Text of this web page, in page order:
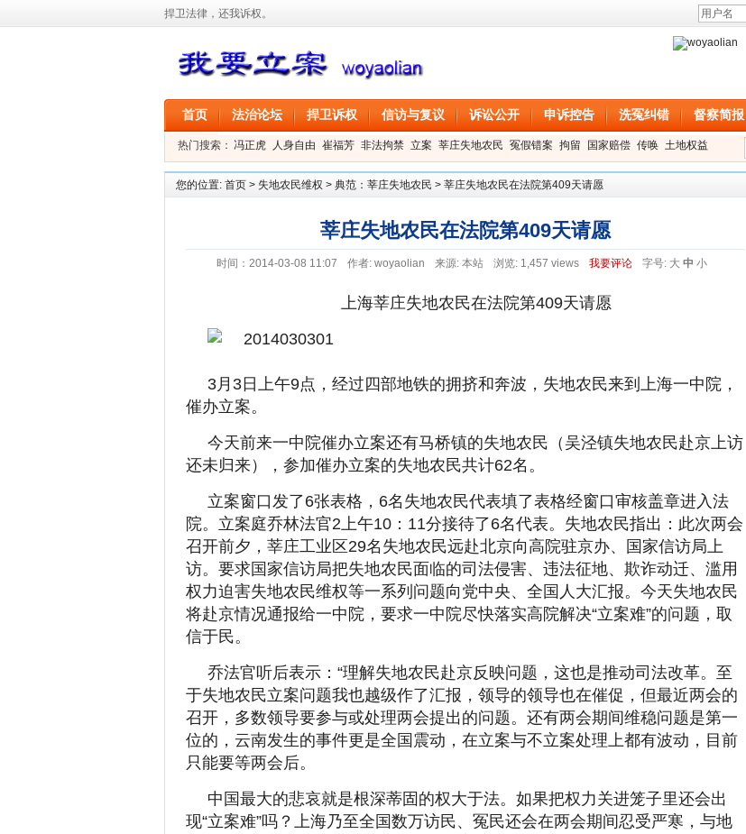
捍卫法律，还我诉权。
首页 法治论坛 捍卫诉权 信访与复议 诉讼公开 申诉控告 洗冤纠错 督察简报
热门搜索： 冯正虎 人身自由 崔福芳 非法拘禁 立案 莘庄失地农民 冤假错案 拘留 国家赔偿 传唤 土地权益
叶剑 刑事拘留 信息公开 叶桂香
您的位置: 首页 > 失地农民维权 > 典范：莘庄失地农民 > 莘庄失地农民在法院第409天请愿
莘庄失地农民在法院第409天请愿
时间：2014-03-08 11:07 作者: woyaolian 来源: 本站 浏览: 1,457 views 我要评论 字号: 大 中 小
上海莘庄失地农民在法院第409天请愿
3月3日上午9点，经过四部地铁的拥挤和奔波，失地农民来到上海一中院，
催办立案。
今天前来一中院催办立案还有马桥镇的失地农民（吴泾镇失地农民赴京上访
还未归来），参加催办立案的失地农民共计62名。
立案窗口发了6张表格，6名失地农民代表填了表格经窗口审核盖章进入法
院。立案庭乔林法官2上午10：11分接待了6名代表。失地农民指出：此次两会
召开前夕，莘庄工业区29名失地农民远赴北京向高院驻京办、国家信访局上
访。要求国家信访局把失地农民面临的司法侵害、违法征地、欺诈动迁、滥用
权力迫害失地农民维权等一系列问题向党中央、全国人大汇报。今天失地农民
将赴京情况通报给一中院，要求一中院尽快落实高院解决“立案难”的问题，取
信于民。
乔法官听后表示：“理解失地农民赴京反映问题，这也是推动司法改革。至
于失地农民立案问题我也越级作了汇报，领导的领导也在催促，但最近两会的
召开，多数领导要参与或处理两会提出的问题。还有两会期间维稳问题是第一
位的，云南发生的事件更是全国震动，在立案与不立案处理上都有波动，目前
只能要等两会后。
中国最大的悲哀就是根深蒂固的权大于法。如果把权力关进笼子里还会出
现“立案难”吗？上海乃至全国数万访民、冤民还会在两会期间忍受严寒，与地